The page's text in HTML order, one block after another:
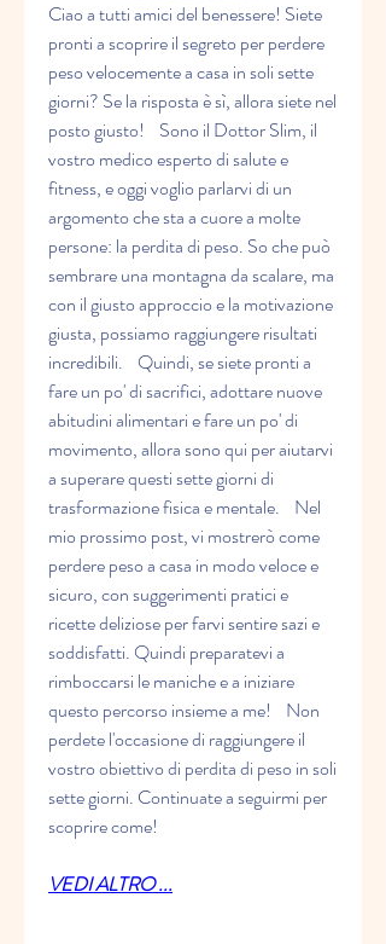
Ciao a tutti amici del benessere! Siete
pronti a scoprire il segreto per perdere
peso velocemente a casa in soli sette
giorni? Se la risposta è sì, allora siete nel
posto giusto!    Sono il Dottor Slim, il
vostro medico esperto di salute e
fitness, e oggi voglio parlarvi di un
argomento che sta a cuore a molte
persone: la perdita di peso. So che può
sembrare una montagna da scalare, ma
con il giusto approccio e la motivazione
giusta, possiamo raggiungere risultati
incredibili.    Quindi, se siete pronti a
fare un po' di sacrifici, adottare nuove
abitudini alimentari e fare un po' di
movimento, allora sono qui per aiutarvi
a superare questi sette giorni di
trasformazione fisica e mentale.    Nel
mio prossimo post, vi mostrerò come
perdere peso a casa in modo veloce e
sicuro, con suggerimenti pratici e
ricette deliziose per farvi sentire sazi e
soddisfatti. Quindi preparatevi a
rimboccarsi le maniche e a iniziare
questo percorso insieme a me!    Non
perdete l'occasione di raggiungere il
vostro obiettivo di perdita di peso in soli
sette giorni. Continuate a seguirmi per
scoprire come!
VEDI ALTRO ...